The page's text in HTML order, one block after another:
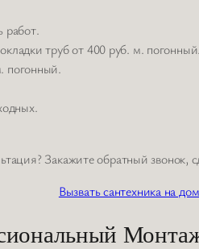
работ.
труб от 400 руб. м. погонный.
погонный.
Закажите обратный звонок,
Вызвать сантехника на